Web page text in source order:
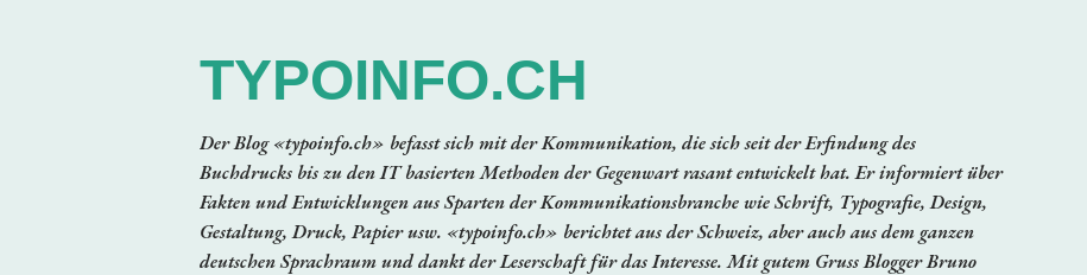
TYPOINFO.CH
Der Blog «typoinfo.ch» befasst sich mit der Kommunikation, die sich seit der Erfindung des
Buchdrucks bis zu den IT basierten Methoden der Gegenwart rasant entwickelt hat. Er informiert über
Fakten und Entwicklungen aus Sparten der Kommunikationsbranche wie Schrift, Typografie, Design,
Gestaltung, Druck, Papier usw. «typoinfo.ch» berichtet aus der Schweiz, aber auch aus dem ganzen
deutschen Sprachraum und dankt der Leserschaft für das Interesse. Mit gutem Gruss Blogger Bruno